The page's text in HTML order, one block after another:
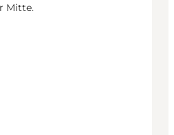
Mitte.